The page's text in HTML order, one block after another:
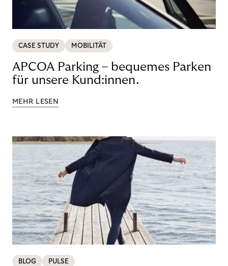
CASE STUDY MOBILITÄT
APCOA Parking – bequemes Parken
für unsere Kund:innen.
MEHR LESEN
BLOG PULSE